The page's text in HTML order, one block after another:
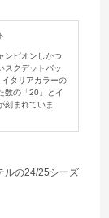
ンピオンしかつ
スクデットバッ
タリアカラーの
数の「20」とイ
刻まれていま
ルの24/25シーズ